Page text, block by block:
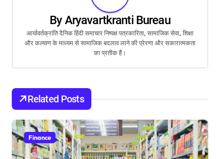
t
i
ByAryavartkranti Bureau
आर्यावर्तक्रांति दैनिक हिंदी समाचार निष्पक्ष पत्रकारिता, सामाजिक सेवा, शिक्षा
और कल्याण के माध्यम से सामाजिक बदलाव लाने की प्रेरणा और सकारात्मकता
का प्रतीक हैं।
Related Posts
Finance